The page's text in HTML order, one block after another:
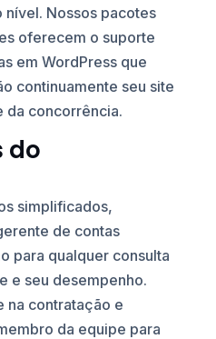
nível. Nossos pacotes
oferecem o suporte
em WordPress que
continuamente seu site
da concorrência.
do
simplificados,
de contas
para qualquer consulta
e seu desempenho.
na contratação e
da equipe para